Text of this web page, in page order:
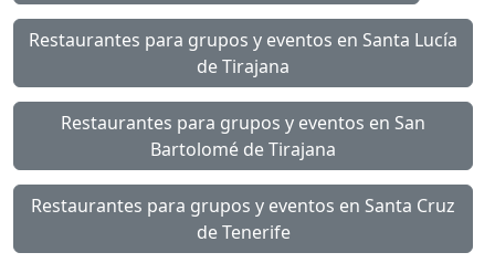
Restaurantes para grupos y eventos en Santa Lucía
de Tirajana
Restaurantes para grupos y eventos en San
Bartolomé de Tirajana
Restaurantes para grupos y eventos en Santa Cruz
de Tenerife